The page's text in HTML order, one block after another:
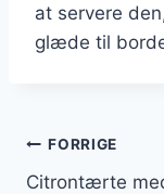
at servere
glæde til
FORRIGE
Citrontærte